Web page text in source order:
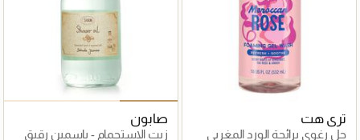
تري هت
جل رغوي برائحة الورد المغربي
صابون
زيت الاستحمام - ياسمين رقيق